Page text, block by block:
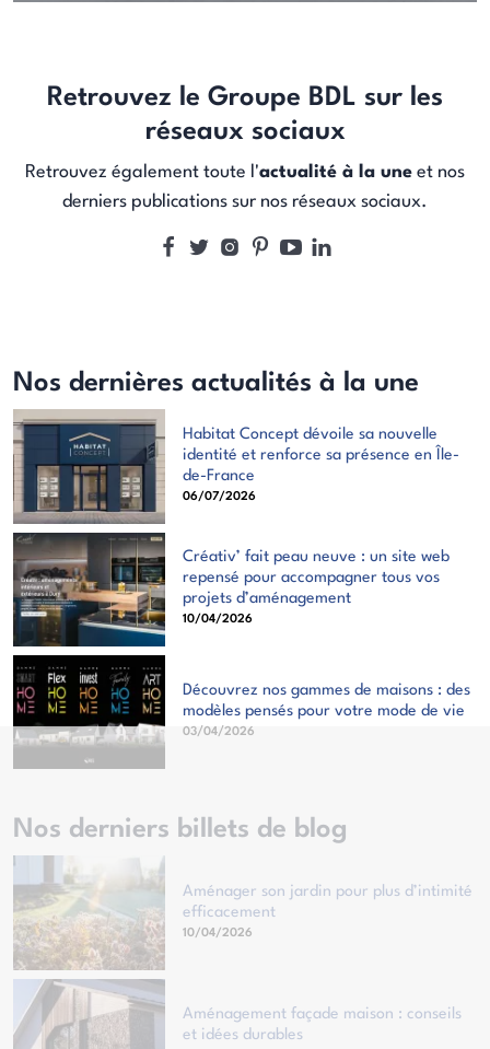
Retrouvez le Groupe BDL sur les
réseaux sociaux
Retrouvez également toute l'actualité à la une et nos
derniers publications sur nos réseaux sociaux.
Nos dernières actualités à la une
Habitat Concept dévoile sa nouvelle
identité et renforce sa présence en Île-
de-France
06/07/2026
Créativ’ fait peau neuve : un site web
repensé pour accompagner tous vos
projets d’aménagement
10/04/2026
Découvrez nos gammes de maisons : des
modèles pensés pour votre mode de vie
03/04/2026
Nos derniers billets de blog
Aménager son jardin pour plus d’intimité
efficacement
10/04/2026
Aménagement façade maison : conseils
et idées durables